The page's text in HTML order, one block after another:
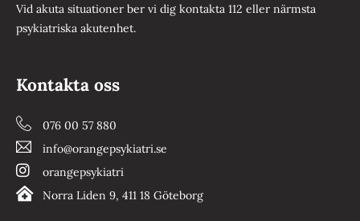
Vid akuta situationer ber vi dig kontakta 112 eller närmsta
psykiatriska akutenhet.
Kontakta oss
076 00 57 880
info@orangepsykiatri.se
orangepsykiatri
Norra Liden 9, 411 18 Göteborg